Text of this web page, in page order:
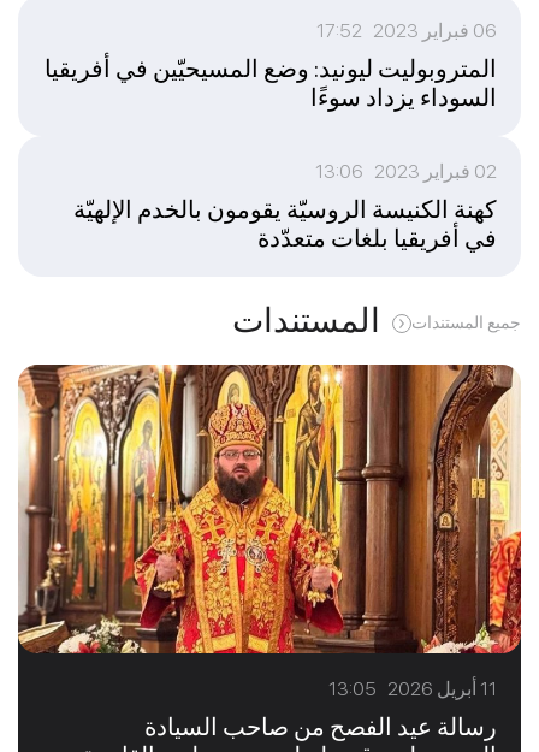
06 فبراير 2023 17:52
المتروبوليت ليونيد: وضع المسيحيّين في أفريقيا
السوداء يزداد سوءًا
02 فبراير 2023 13:06
كهنة الكنيسة الروسيّة يقومون بالخدم الإلهيّة
في أفريقيا بلغات متعدّدة
المستندات جميع المستندات
11 أبريل 2026 13:05
رسالة عيد الفصح من صاحب السيادة